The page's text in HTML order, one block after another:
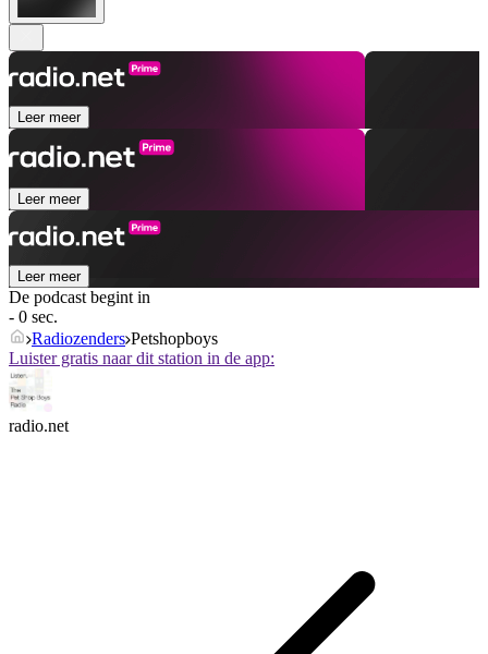
Leer meer
Leer meer
Leer meer
De podcast begint in
- 0 sec.
Radiozenders Petshopboys
Luister gratis naar dit station in de app:
radio.net